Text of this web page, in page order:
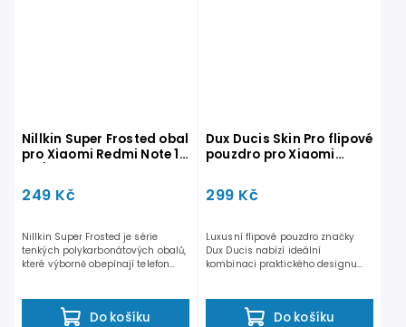
Nillkin Super Frosted obal
pro Xiaomi Redmi Note 10
249 Kč
Do košíku
Nillkin Super Frosted je série
tenkých polykarbonátových obalů,
které výborně obepínají telefon
Dux Ducis Skin Pro flipové
pouzdro pro Xiaomi
299 Kč
Do košíku
Luxusní flipové pouzdro značky
Dux Ducis nabízí ideální
kombinaci praktického designu